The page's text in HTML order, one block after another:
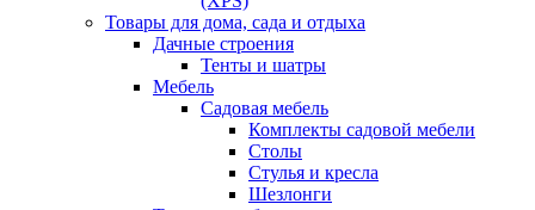
Товары для дома, сада и отдыха
Дачные строения
Тенты и шатры
Мебель
Садовая мебель
Комплекты садовой мебели
Столы
Стулья и кресла
Шезлонги